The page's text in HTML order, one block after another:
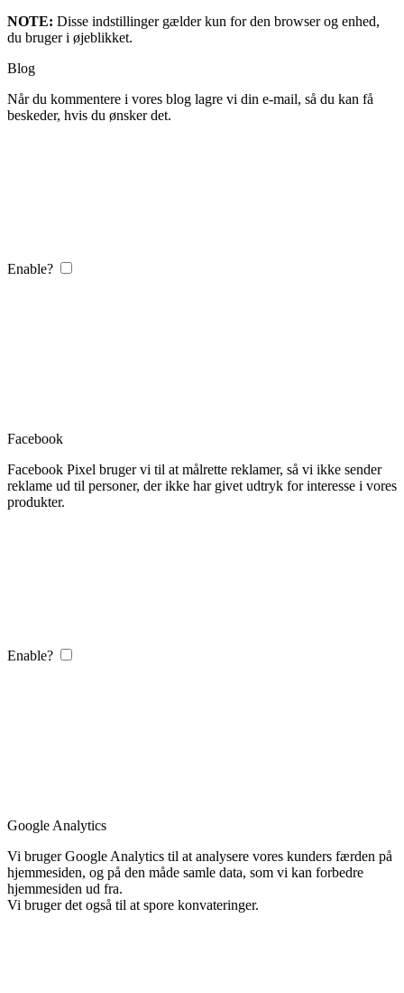
NOTE: Disse indstillinger gælder kun for den browser og enhed,
du bruger i øjeblikket.
Blog
Når du kommentere i vores blog lagre vi din e-mail, så du kan få
beskeder, hvis du ønsker det.
Enable?
Facebook
Facebook Pixel bruger vi til at målrette reklamer, så vi ikke sender
reklame ud til personer, der ikke har givet udtryk for interesse i vores
produkter.
Enable?
Google Analytics
Vi bruger Google Analytics til at analysere vores kunders færden på
hjemmesiden, og på den måde samle data, som vi kan forbedre
hjemmesiden ud fra.
Vi bruger det også til at spore konvateringer.